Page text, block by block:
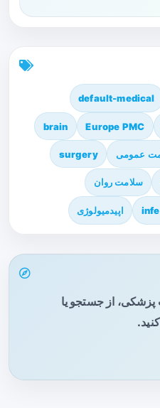
default-medical
Europe PMC
brain
عمومی surgery
سلامت روان
اپیدمیولوژی
پزشکی، از جستجو یا